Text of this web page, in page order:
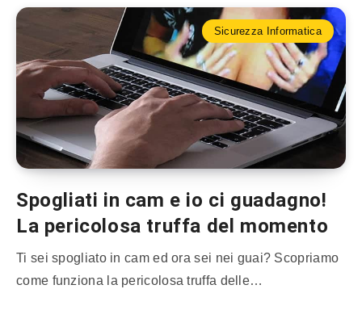
Sicurezza Informatica
Spogliati in cam e io ci guadagno!
La pericolosa truffa del momento
Ti sei spogliato in cam ed ora sei nei guai? Scopriamo
come funziona la pericolosa truffa delle…